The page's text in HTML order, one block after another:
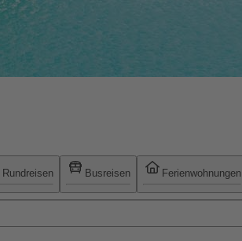
Rundreisen Busreisen Ferienwohnungen